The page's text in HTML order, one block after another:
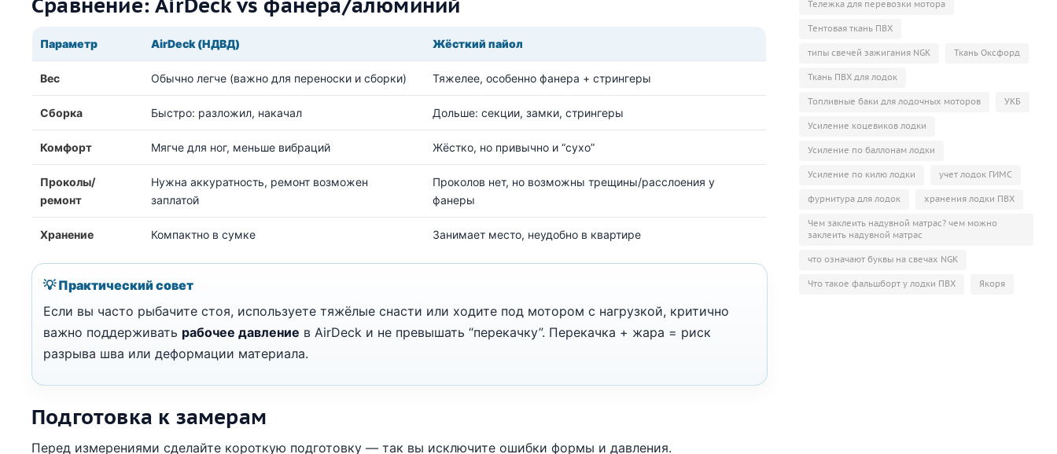
Сравнение: AirDeck vs фанера/алюминий
Параметр AirDeck (НДВД) Жёсткий пайол
Вес Обычно легче (важно для переноски и сборки) Тяжелее, особенно фанера + стрингеры
Сборка Быстро: разложил, накачал Дольше: секции, замки, стрингеры
Комфорт Мягче для ног, меньше вибраций Жёстко, но привычно и “сухо”
Проколы/
ремонт
Нужна аккуратность, ремонт возможен
заплатой
Проколов нет, но возможны трещины/расслоения у
фанеры
Хранение Компактно в сумке Занимает место, неудобно в квартире
💡 Практический совет
Если вы часто рыбачите стоя, используете тяжёлые снасти или ходите под мотором с нагрузкой, критично
важно поддерживать рабочее давление в AirDeck и не превышать “перекачку”. Перекачка + жара = риск
разрыва шва или деформации материала.
Подготовка к замерам
Перед измерениями сделайте короткую подготовку — так вы исключите ошибки формы и давления.
Тележка для перевозки мотора
Тентовая ткань ПВХ
типы свечей зажигания NGK Ткань Оксфорд
Ткань ПВХ для лодок
Топливные баки для лодочных моторов УКБ
Усиление коцевиков лодки
Усиление по баллонам лодки
Усиление по килю лодки учет лодок ГИМС
фурнитура для лодок хранения лодки ПВХ
Чем заклеить надувной матрас? чем можно
заклеить надувной матрас
что означают буквы на свечах NGK
Что такое фальшборт у лодки ПВХ Якоря